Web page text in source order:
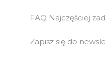
FAQ Najczęściej
Zapisz się do